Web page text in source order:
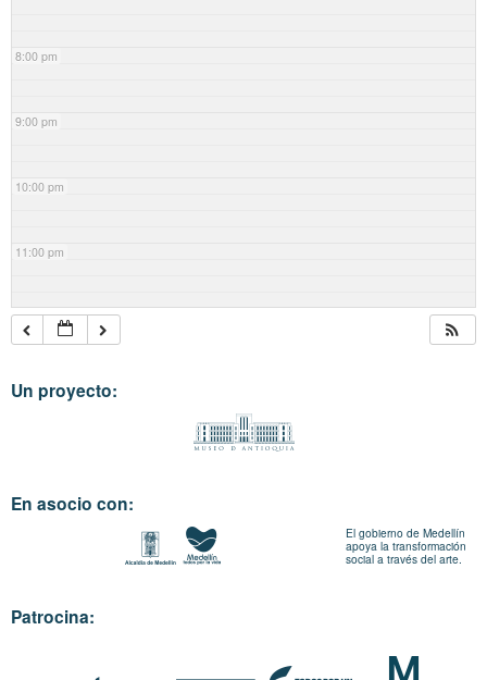
8:00 pm
9:00 pm
10:00 pm
11:00 pm
Un proyecto:
En asocio con:
El gobierno de Medellín
apoya la transformación
social a través del arte.
Patrocina: